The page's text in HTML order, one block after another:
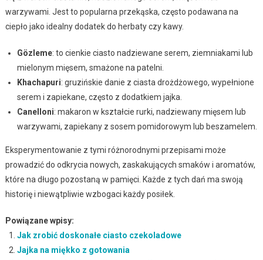
warzywami. Jest to popularna przekąska, często podawana na
ciepło jako idealny dodatek do herbaty czy kawy.
Gözleme: to cienkie ciasto nadziewane serem, ziemniakami lub
mielonym mięsem, smażone na patelni.
Khachapuri: gruzińskie danie z ciasta drożdżowego, wypełnione
serem i zapiekane, często z dodatkiem jajka.
Canelloni: makaron w kształcie rurki, nadziewany mięsem lub
warzywami, zapiekany z sosem pomidorowym lub beszamelem.
Eksperymentowanie z tymi różnorodnymi przepisami może
prowadzić do odkrycia nowych, zaskakujących smaków i aromatów,
które na długo pozostaną w pamięci. Każde z tych dań ma swoją
historię i niewątpliwie wzbogaci każdy posiłek.
Powiązane wpisy:
Jak zrobić doskonałe ciasto czekoladowe
Jajka na miękko z gotowania